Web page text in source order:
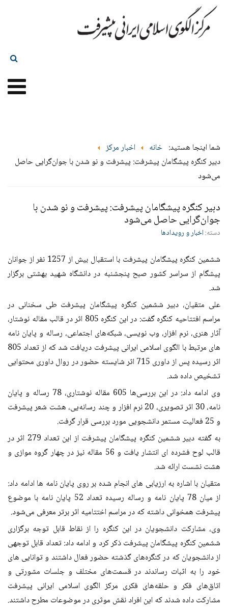
شما اینجا هستید: خانه
اخبار مرکز
دبیر کنگره پیشگامان پیشرفت: پیشرفت و نو شدن با جوان‌گرایی حاصل
می‌شود
دبیر کنگره پیشگامان پیشرفت: پیشرفت و نو شدن با
جوان‌گرایی حاصل می‌شود
دسته:اخبار و رویدادها
ششمین کنگره پیشگامان پیشرفت با استقبال بیش از 1257 نفر از جوانان
پیشگام از سراسر کشور صبح پنجشنبه در دانشگاه شهید بهشتی برگزار
شد.
علی متقیان، دبیر ششمین کنگره پیشگامان پیشرفت طی سخنانی در
مراسم افتتاحیه کنگره گفت: در این کنگره 805 اثر در قالب مقاله نوشتار،‌
آثار هنری، نرم افزار، وب نویسی، شبکه‌های اجتماعی، رساله و پایان نامه
های مرتبط با الگوی اسلامی ایرانی پیشرفت دریافت شد که از تعداد 805
اثر رسیده پس از داوری 715 اثر شایسته حضور در روال داوری محتوایی
تشخیص داده شد.
وی ادامه داد: در این بررسی‌ها 605 مقاله نوشتاری، 78 رساله و پایان
نامه، 30 اثر تصویری، 20 نرم افزار و چند رسانه‌یی، هشت شعر پیشرفت
و 25 فعالیت مستمر دانشجویی مورد بررسی قرار گرفت
.
به گفته دبیر ششمین کنگره پیشگامان پیشرفت از این تعداد 279 اثر در
قالب لوح فشرده ای انتشار یافت و 56 مقاله نیز در چهار گروه موازی و
هشت نشست ارائه شد.
متقیان با اشاره به ارزیابی های انجام شده بر روی پایان نامه ها ادامه داد:‌
از میان 78 پایان نامه و رساله رسیده تعداد 52 پایان نامه با موضوع
پیشرفت همخوانی داشته که در مراسم اختتامیه اثر برتر معرفی می‌شود.
وی، مشارکت دانشجویان در این کنگره را از نقاط قابل توجه برگزاری
ششمین کنگره پیشگامان پیشرفت ذکر کرد و ادامه داد: تعداد قابل توجهی
از دانشجویان که در کنگره‌های گذشته حضور فعال داشتند و توانایی های
خود را به اثبات رساندند در قسمت‌های مختلف و جلسات مشورتی و
اتاق‌های فکر و حلقه‌های فکری مرکز الگوی اسلامی ایرانی پیشرفت
مشارکت داده شدند که این افراد نقش موثری در موضوعات مطرح داشتند.